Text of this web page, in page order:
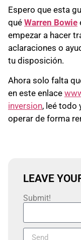
Espero que esta
qué Warren Bowie
empezar a hacer
aclaraciones o
tu disposición.
Ahora solo falta
en este enlace
inversion, leé todo
operar de forma
LEAVE
Submit!